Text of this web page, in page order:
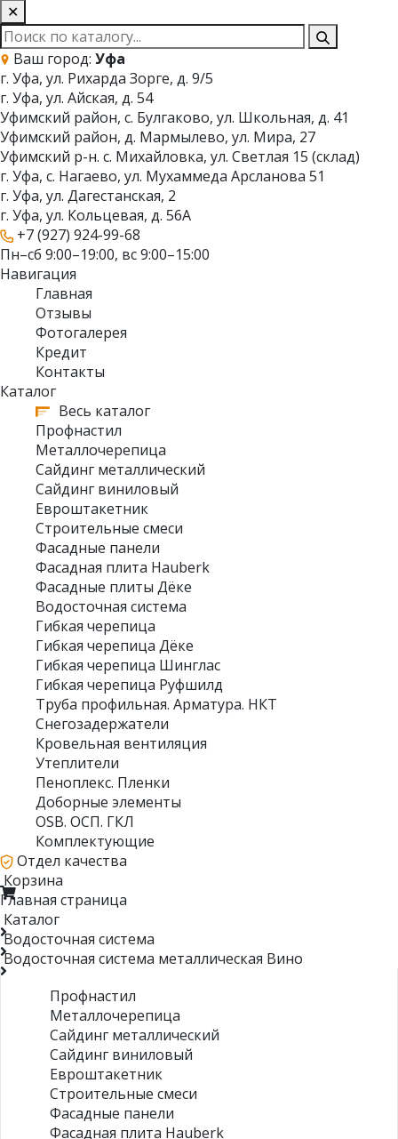
✕
Ваш город: Уфа
г. Уфа, ул. Рихарда Зорге, д. 9/5
г. Уфа, ул. Айская, д. 54
Уфимский район, с. Булгаково, ул. Школьная, д. 41
Уфимский район, д. Мармылево, ул. Мира, 27
Уфимский р-н. с. Михайловка, ул. Светлая 15 (склад)
г. Уфа, с. Нагаево, ул. Мухаммеда Арсланова 51
г. Уфа, ул. Дагестанская, 2
г. Уфа, ул. Кольцевая, д. 56А
+7 (927) 924-99-68
Пн–сб 9:00–19:00, вс 9:00–15:00
Навигация
Главная
Отзывы
Фотогалерея
Кредит
Контакты
Каталог
Весь каталог
Профнастил
Металлочерепица
Сайдинг металлический
Сайдинг виниловый
Евроштакетник
Строительные смеси
Фасадные панели
Фасадная плита Hauberk
Фасадные плиты Дёке
Водосточная система
Гибкая черепица
Гибкая черепица Дёке
Гибкая черепица Шинглас
Гибкая черепица Руфшилд
Труба профильная. Арматура. НКТ
Снегозадержатели
Кровельная вентиляция
Утеплители
Пеноплекс. Пленки
Доборные элементы
OSB. ОСП. ГКЛ
Комплектующие
Отдел качества
Корзина
Главная страница
Каталог
Водосточная система
Водосточная система металлическая Вино
Профнастил
Металлочерепица
Сайдинг металлический
Сайдинг виниловый
Евроштакетник
Строительные смеси
Фасадные панели
Фасадная плита Hauberk